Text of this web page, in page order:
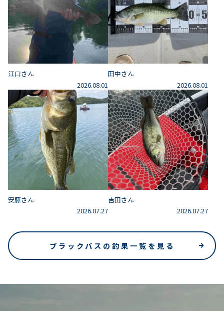
江口さん
2026.08.01
田中さん
2026.08.01
安藤さん
2026.07.27
吉田さん
2026.07.27
ブラックバスの釣果一覧を見る